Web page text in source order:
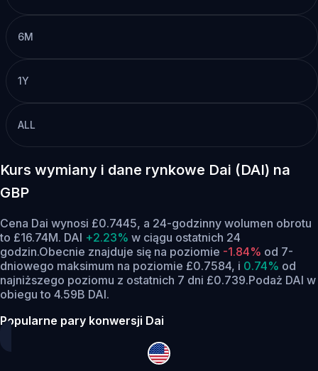
6M
1Y
ALL
Kurs wymiany i dane rynkowe Dai (DAI) na
GBP
Cena Dai wynosi £0.7445, a 24-godzinny wolumen obrotu
to £16.74M. DAI +2.23% w ciągu ostatnich 24
godzin.Obecnie znajduje się na poziomie -1.84% od 7-
dniowego maksimum na poziomie £0.7584, i 0.74% od
najniższego poziomu z ostatnich 7 dni £0.739.Podaż DAI w
obiegu to 4.59B DAI.
Popularne pary konwersji Dai